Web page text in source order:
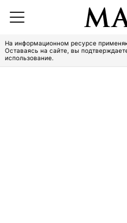
На информационном ресурсе
Оставаясь на сайте, вы
использование.